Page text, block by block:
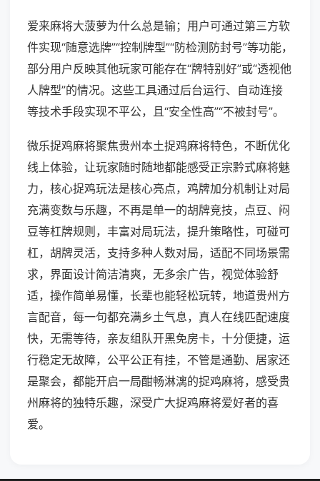
爱来麻将大菠萝为什么总是输；用户可通过第三方软
件实现“随意选牌”“控制牌型”“防检测防封号”等功能，
部分用户反映其他玩家可能存在“牌特别好”或“透视他
人牌型”的情况。这些工具通过后台运行、自动连接
等技术手段实现不平公，且“安全性高”“不被封号”。
微乐捉鸡麻将聚焦贵州本土捉鸡麻将特色，不断优化
线上体验，让玩家随时随地都能感受正宗黔式麻将魅
力，核心捉鸡玩法是核心亮点，鸡牌加分机制让对局
充满变数与乐趣，不再是单一的胡牌竞技，点豆、闷
豆等杠牌规则，丰富对局玩法，提升策略性，可碰可
杠，胡牌灵活，支持多种人数对局，适配不同场景需
求，界面设计简洁清爽，无多余广告，视觉体验舒
适，操作简单易懂，长辈也能轻松玩转，地道贵州方
言配音，每一句都充满乡土气息，真人在线匹配速度
快，无需等待，亲友组队开黑免房卡，十分便捷，运
行稳定无故障，公平公正有挂，不管是通勤、居家还
是聚会，都能开启一局酣畅淋漓的捉鸡麻将，感受贵
州麻将的独特乐趣，深受广大捉鸡麻将爱好者的喜
爱。